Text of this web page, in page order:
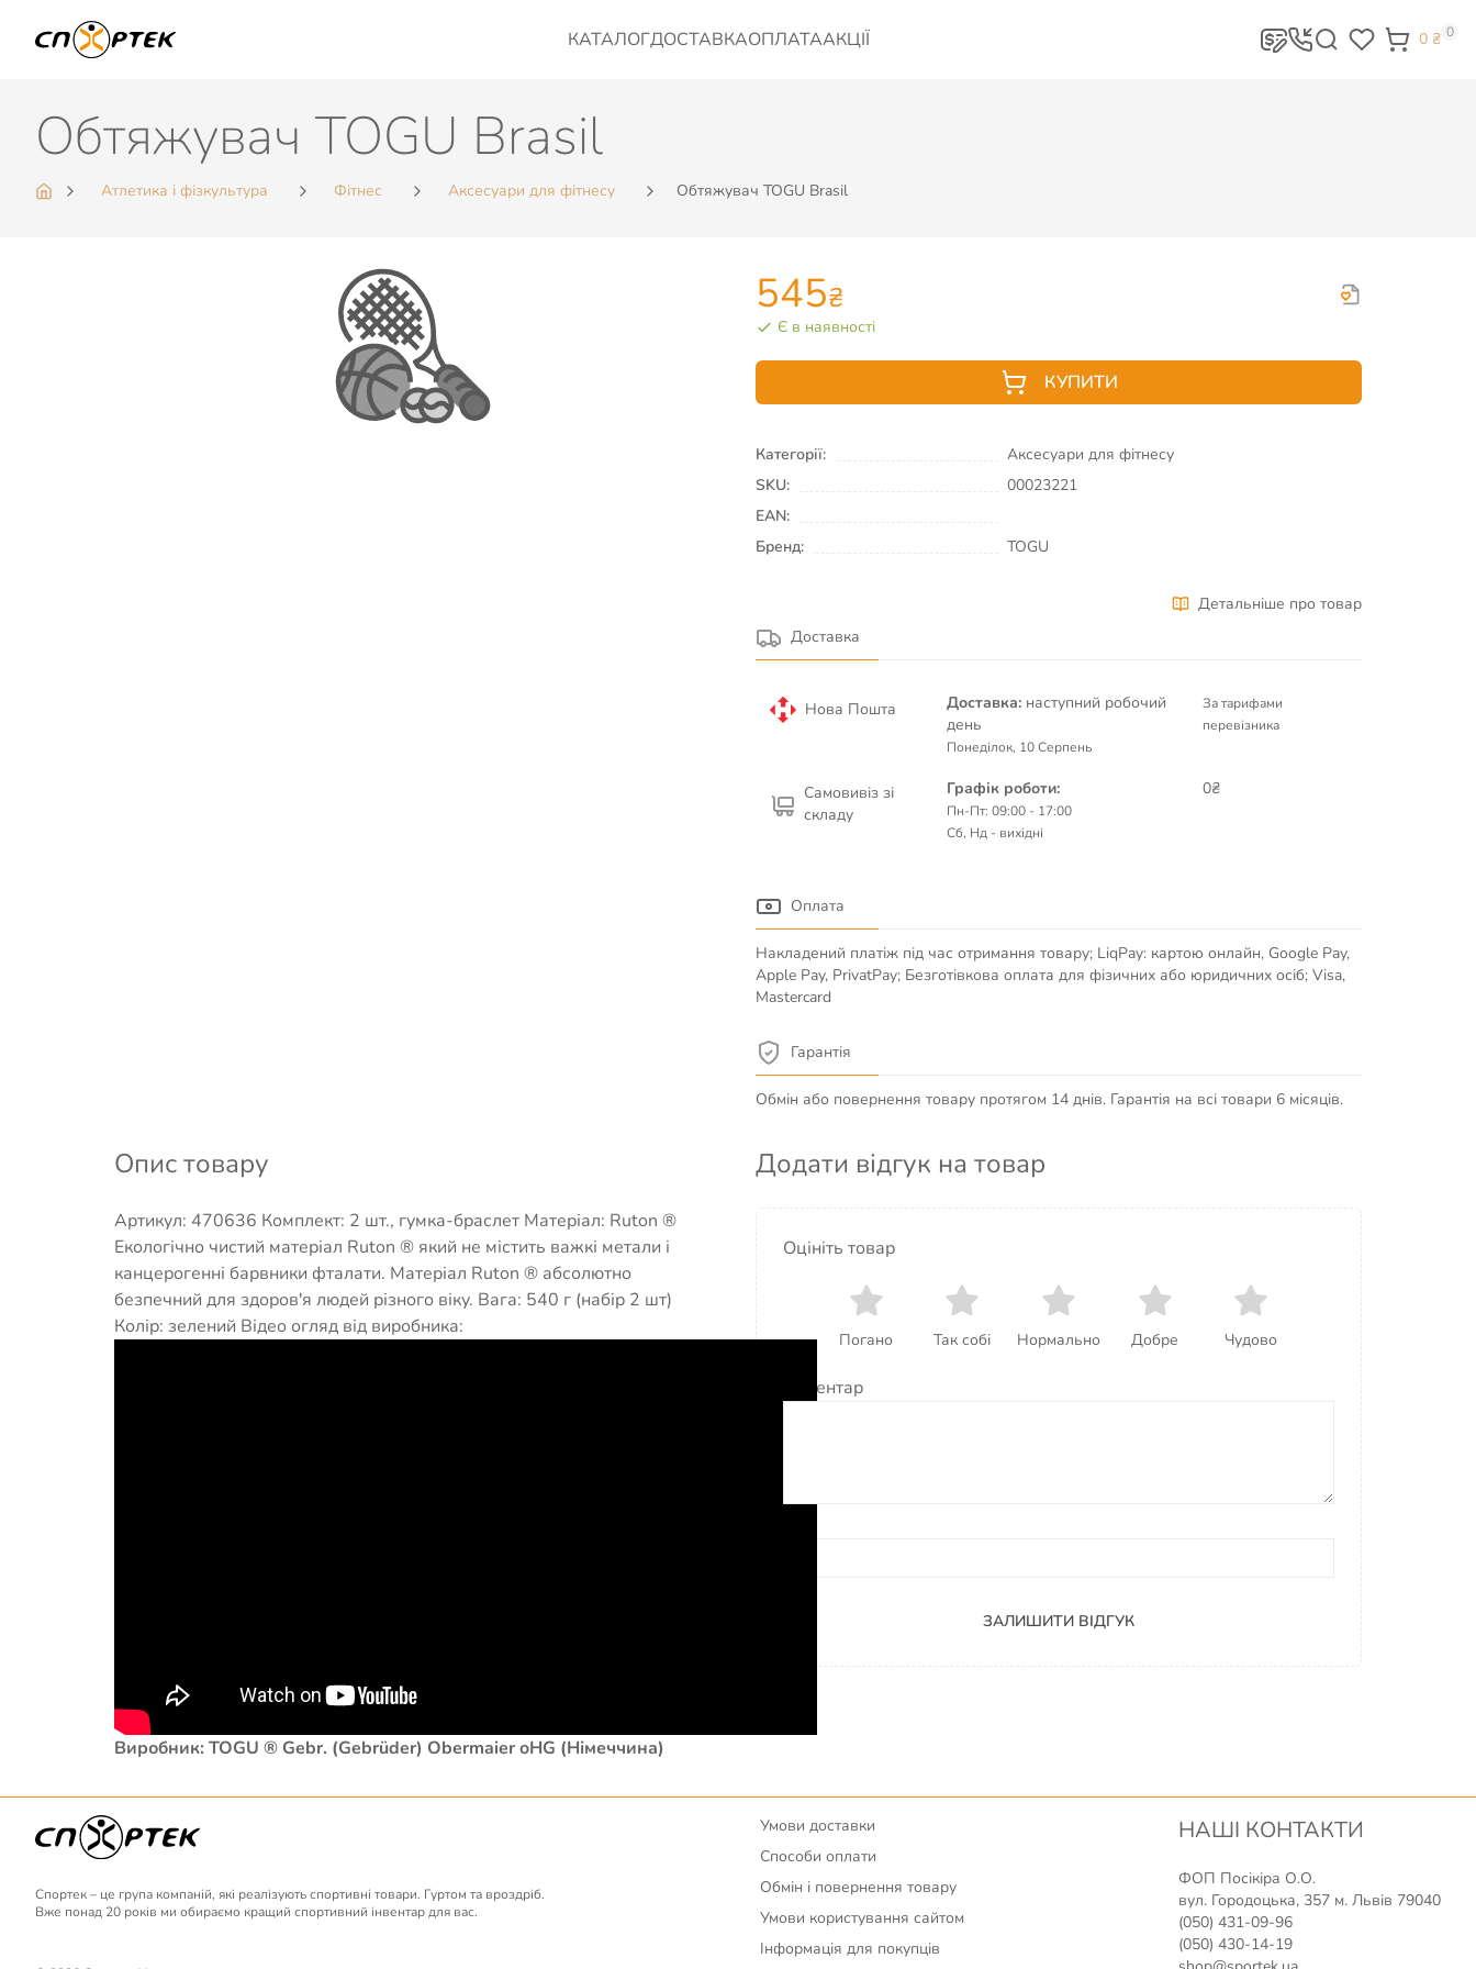
КАТАЛОГДОСТАВКАОПЛАТААКЦІЇ 0 ₴ 0
Обтяжувач TOGU Brasil
Атлетика і фізкультура Фітнес Аксесуари для фітнесу Обтяжувач TOGU Brasil
545₴
Є в наявності
КУПИТИ
Категорії:
Аксесуари для фітнесу
SKU:
00023221
EAN:
Бренд:
TOGU
Детальніше про товар
Доставка
Нова Пошта Доставка: наступний робочий
день
Понеділок, 10 Серпень
За тарифами
перевізника
Самовивіз зі
складу
Графік роботи:
Пн-Пт: 09:00 - 17:00
Сб, Нд - вихідні
0₴
Оплата
Накладений платіж під час отримання товару; LiqPay: картою онлайн, Google Pay,
Apple Pay, PrivatPay; Безготівкова оплата для фізичних або юридичних осіб; Visa,
Mastercard
Гарантія
Обмін або повернення товару протягом 14 днів. Гарантія на всі товари 6 місяців.
Опис товару
Артикул: 470636 Комплект: 2 шт., гумка-браслет Матеріал: Ruton ®
Екологічно чистий матеріал Ruton ® який не містить важкі метали і
канцерогенні барвники фталати. Матеріал Ruton ® абсолютно
безпечний для здоров'я людей різного віку. Вага: 540 г (набір 2 шт)
Колір: зелений Відео огляд від виробника:
Виробник: TOGU ® Gebr. (Gebrüder) Obermaier oHG (Німеччина)
Додати відгук на товар
Оцініть товар
Погано Так собі Нормально Добре Чудово
Коментар
ЗАЛИШИТИ ВІДГУК
Спортек – це група компаній, які реалізують спортивні товари. Гуртом та вроздріб.
Вже понад 20 років ми обираємо кращий спортивний інвентар для вас.
Умови доставки
Способи оплати
Обмін і повернення товару
Умови користування сайтом
Інформація для покупців
НАШІ КОНТАКТИ
ФОП Посікіра О.О.
вул. Городоцька, 357 м. Львів 79040
(050) 431-09-96
(050) 430-14-19